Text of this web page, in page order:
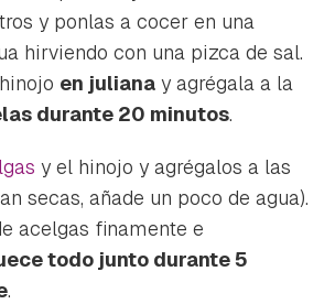
favorito
como favorito, primero has de
tu cuenta de Hogarmanía.
y ponlas a cocer en una
hirviendo con una pizca de sal.
en juliana y agrégala a la
durante 20 minutos.
y el hinojo y agrégalos a las
secas, añade un poco de agua).
acelgas finamente e
todo junto durante 5
.
enviado
suscribirte a nuestro boletín.